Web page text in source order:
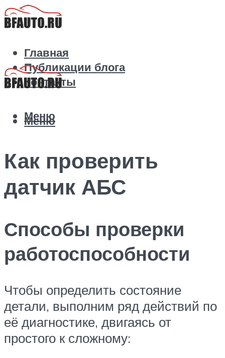
Главная
Публикации блога
Контакты
Меню
Меню
Как проверить
датчик АБС
Способы проверки
работоспособности
Чтобы определить состояние
детали, выполним ряд действий по
её диагностике, двигаясь от
простого к сложному: